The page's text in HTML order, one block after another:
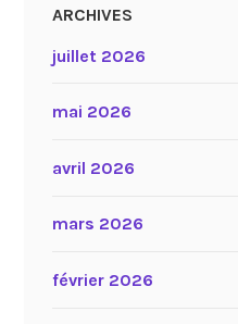
ARCHIVES
juillet 2026
mai 2026
avril 2026
mars 2026
février 2026